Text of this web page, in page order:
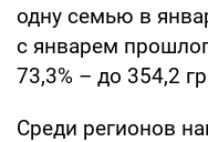
одну семью в
с январем
73,3% – до 354,2
Среди регионов